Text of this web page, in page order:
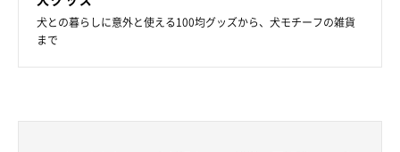
犬との暮らしに意外と使える100均グッズから、犬モチーフの雑貨
まで